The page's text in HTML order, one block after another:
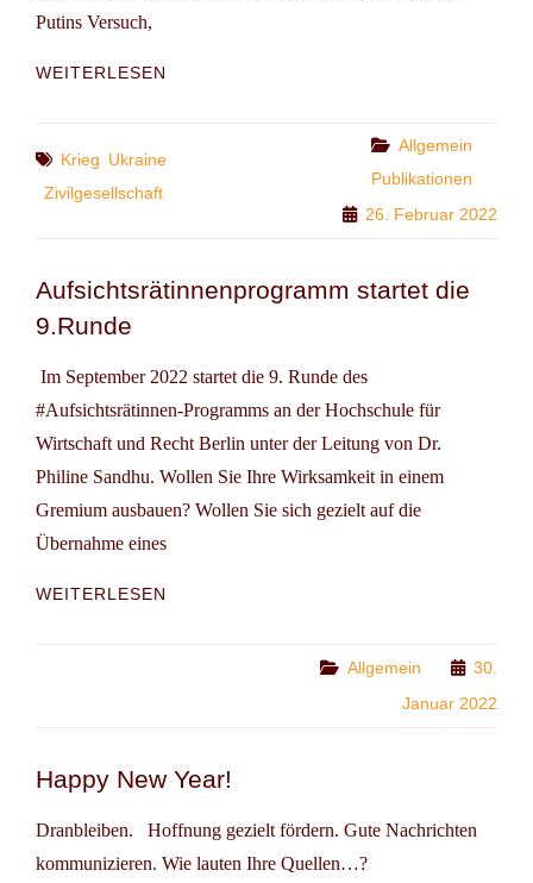
Putins Versuch,
WEITERLESEN
KENNT
Tags
Krieg Ukraine
Zivilgesellschaft
Categories
Allgemein
Publikationen
26. Februar 2022
Aufsichtsrätinnenprogramm startet die
9.Runde
Im September 2022 startet die 9. Runde des
#Aufsichtsrätinnen-Programms an der Hochschule für
Wirtschaft und Recht Berlin unter der Leitung von Dr.
Philine Sandhu. Wollen Sie Ihre Wirksamkeit in einem
Gremium ausbauen? Wollen Sie sich gezielt auf die
Übernahme eines
WEITERLESEN
Categories
Allgemein
30.
Januar 2022
Happy New Year!
Dranbleiben. Hoffnung gezielt fördern. Gute Nachrichten
kommunizieren. Wie lauten Ihre Quellen…?